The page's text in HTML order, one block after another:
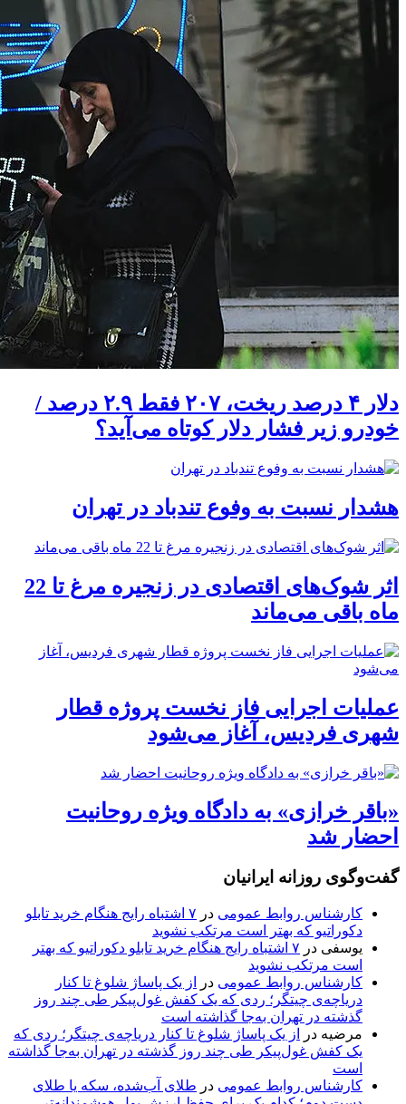
دلار ۴ درصد ریخت، ۲۰۷ فقط ۲.۹ درصد /
خودرو زیر فشار دلار کوتاه می‌آید؟
هشدار نسبت به وفوع تندباد در تهران
اثر شوک‌های اقتصادی در زنجیره مرغ تا 22
ماه باقی می‌ماند
عملیات اجرایی فاز نخست پروژه قطار
شهری فردیس، آغاز می‌شود
«باقر خرازی» به دادگاه ویژه روحانیت
احضار شد
گفت‌وگوی روزانه ایرانیان
کارشناس روابط عمومی در
۷ اشتباه رایج هنگام خرید تابلو
دکوراتیو که بهتر است مرتکب نشوید
یوسفی در
۷ اشتباه رایج هنگام خرید تابلو دکوراتیو که بهتر
است مرتکب نشوید
کارشناس روابط عمومی در
از یک پاساژ شلوغ تا کنار
دریاچه‌ی چیتگر؛ ردی که یک کفش غول‌پیکر طی چند روز
گذشته در تهران به‌جا گذاشته است
مرضیه در
از یک پاساژ شلوغ تا کنار دریاچه‌ی چیتگر؛ ردی که
یک کفش غول‌پیکر طی چند روز گذشته در تهران به‌جا گذاشته
است
کارشناس روابط عمومی در طلای آب‌شده، سکه یا طلای